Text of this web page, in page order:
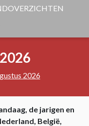
2026
de jarigen en
België,